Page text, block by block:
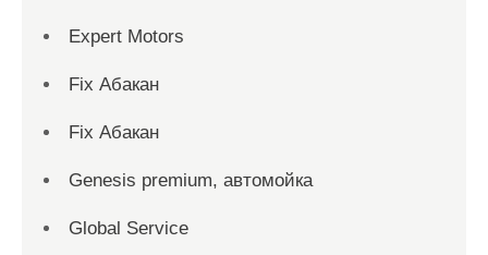
Expert Motors
Fix Абакан
Fix Абакан
Genesis premium, автомойка
Global Service